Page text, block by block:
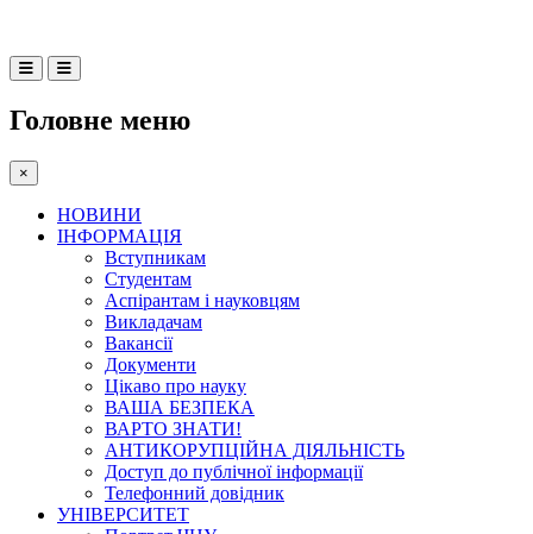
Головне меню
×
НОВИНИ
ІНФОРМАЦІЯ
Вступникам
Студентам
Аспірантам і науковцям
Викладачам
Вакансії
Документи
Цікаво про науку
ВАША БЕЗПЕКА
ВАРТО ЗНАТИ!
АНТИКОРУПЦІЙНА ДІЯЛЬНІСТЬ
Доступ до публічної інформації
Телефонний довідник
УНІВЕРСИТЕТ